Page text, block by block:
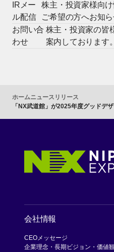
IRメー
ル配信
株主・投資家様向
ご希望の方へお知ら
お問い合
わせ
株主・投資家の皆
案内しております。
ホームニュースリリース
「NX武道館」が2025年度グッドデ
会社情報
CEOメッセージ
企業理念・長期ビジョン・価値